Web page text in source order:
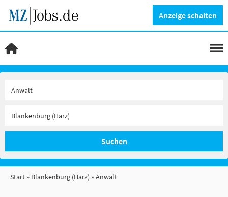
Anzeige schalten
Suchen
Start Blankenburg (Harz) Anwalt